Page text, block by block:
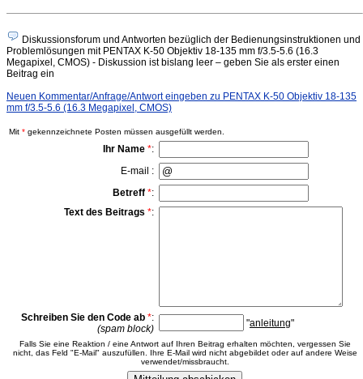
Diskussionsforum und Antworten bezüglich der Bedienungsinstruktionen und
Problemlösungen mit PENTAX K-50 Objektiv 18-135 mm f/3.5-5.6 (16.3
Megapixel, CMOS) - Diskussion ist bislang leer – geben Sie als erster einen
Beitrag ein
Neuen Kommentar/Anfrage/Antwort eingeben zu PENTAX K-50 Objektiv 18-135
mm f/3.5-5.6 (16.3 Megapixel, CMOS)
Mit * gekennzeichnete Posten müssen ausgefüllt werden.
Ihr Name *:
E-mail :
Betreff *:
Text des Beitrags *:
Schreiben Sie den Code ab *:
(spam block)
"anleitung"
Falls Sie eine Reaktion / eine Antwort auf Ihren Beitrag erhalten möchten, vergessen Sie
nicht, das Feld "E-Mail" auszufüllen. Ihre E-Mail wird nicht abgebildet oder auf andere Weise
verwendet/missbraucht.